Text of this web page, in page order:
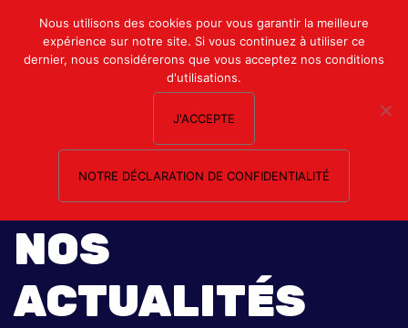
Mon compte
Nous contacter
NOS
ACTUALITÉS
Nous utilisons des cookies pour vous garantir la meilleure
expérience sur notre site. Si vous continuez à utiliser ce
dernier, nous considérerons que vous acceptez nos conditions
d'utilisations.
J'ACCEPTE
NOTRE DÉCLARATION DE CONFIDENTIALITÉ